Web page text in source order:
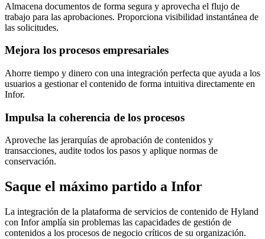
Almacena documentos de forma segura y aprovecha el flujo de
trabajo para las aprobaciones. Proporciona visibilidad instantánea de
las solicitudes.
Mejora los procesos empresariales
Ahorre tiempo y dinero con una integración perfecta que ayuda a los
usuarios a gestionar el contenido de forma intuitiva directamente en
Infor.
Impulsa la coherencia de los procesos
Aproveche las jerarquías de aprobación de contenidos y
transacciones, audite todos los pasos y aplique normas de
conservación.
Saque el máximo partido a Infor
La integración de la plataforma de servicios de contenido de Hyland
con Infor amplía sin problemas las capacidades de gestión de
contenidos a los procesos de negocio críticos de su organización.